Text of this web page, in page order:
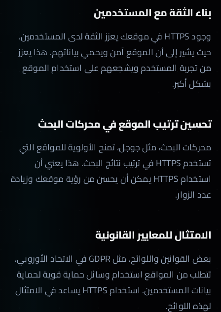
بناء الثقة مع المستخدمين
وجود HTTPS في موقعك يعزز الثقة لدى المستخدمين،
حيث يشير إلى أن الموقع آمن ويحمي بياناتهم. هذا يعزز
من تجربة المستخدم ويشجعهم على استخدام الموقع
بشكل أكبر.
تحسين ترتيب الموقع في محركات البحث
محركات البحث، مثل جوجل، تمنح الأولوية للمواقع التي
تستخدم HTTPS في ترتيب نتائج البحث. هذا يعني أن
استخدام HTTPS يمكن أن يحسن من رؤية موقعك وزيادة
عدد الزوار.
الامتثال للمعايير القانونية
بعض القوانين واللوائح، مثل GDPR في الاتحاد الأوروبي،
تتطلب من المواقع استخدام وسائل حماية قوية لحماية
بيانات المستخدمين. استخدام HTTPS يساعد في الامتثال
لهذه اللوائح.